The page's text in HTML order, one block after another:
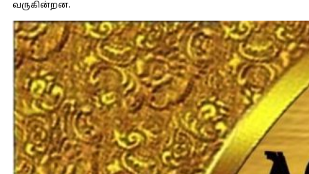
வருகின்றன.